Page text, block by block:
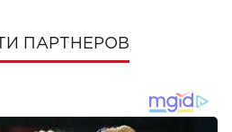
ПАРТНЕРОВ